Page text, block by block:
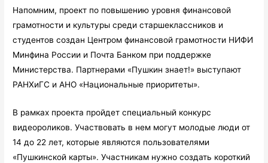
Напомним, проект по повышению уровня финансовой
грамотности и культуры среди старшеклассников и
студентов создан Центром финансовой грамотности НИФИ
Минфина России и Почта Банком при поддержке
Министерства. Партнерами «Пушкин знает!» выступают
РАНХиГС и АНО «Национальные приоритеты».
В рамках проекта пройдет специальный конкурс
видеороликов. Участвовать в нем могут молодые люди от
14 до 22 лет, которые являются пользователями
«Пушкинской карты». Участникам нужно создать короткий